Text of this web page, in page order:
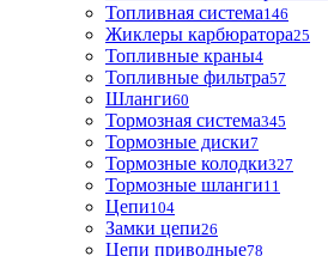
Топливная система146
Жиклеры карбюратора25
Топливные краны4
Топливные фильтра57
Шланги60
Тормозная система345
Тормозные диски7
Тормозные колодки327
Тормозные шланги11
Цепи104
Замки цепи26
Цепи приводные78